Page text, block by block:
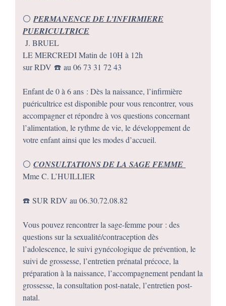
⚪️ PERMANENCE DE L’INFIRMIERE
PUERICULTRICE
J. BRUEL
LE MERCREDI Matin de 10H à 12h
sur RDV ☎️ au 06 73 31 72 43
Enfant de 0 à 6 ans : Dès la naissance, l’infirmière
puéricultrice est disponible pour vous rencontrer, vous
accompagner et répondre à vos questions concernant
l’alimentation, le rythme de vie, le développement de
votre enfant ainsi que les modes d’accueil.
⚪️ CONSULTATIONS DE LA SAGE FEMME
Mme C. L’HUILLIER
☎️ SUR RDV au 06.30.72.08.82
Vous pouvez rencontrer la sage-femme pour : des
questions sur la sexualité/contraception dès
l’adolescence, le suivi gynécologique de prévention, le
suivi de grossesse, l’entretien prénatal précoce, la
préparation à la naissance, l’accompagnement pendant la
grossesse, la consultation post-natale, l’entretien post-
natal.